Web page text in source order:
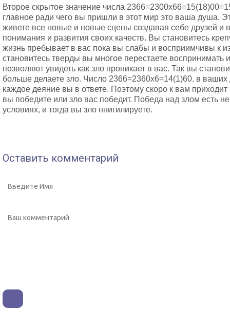
Второе скрытое значение числа
главное ради чего вы пришли в этот мир это ваша душа.
живете все новые и новые сцены создавая себе друзей и
понимания и развития своих качеств. Вы становитесь
жизнь пребывает в вас пока вы слабы и восприимчивы к
становитесь тверды вы многое перестаете воспринимать
позволяют увидеть как зло проникает в вас. Так вы
больше делаете зло. Число 2366=2360х6=14(1)60. в
каждое деяние вы в ответе. Поэтому скоро к вам
вы победите или зло вас победит. Победа над злом есть
условиях, и тогда вы зло ннигилируете.
Оставить комментарий